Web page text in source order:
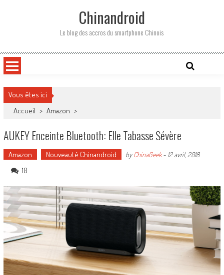
Chinandroid
Le blog des accros du smartphone Chinois
Vous êtes ici
Accueil > Amazon >
AUKEY Enceinte Bluetooth: Elle Tabasse Sévère
Amazon Nouveauté Chinandroid byChinaGeek- 12 avril, 2018
10